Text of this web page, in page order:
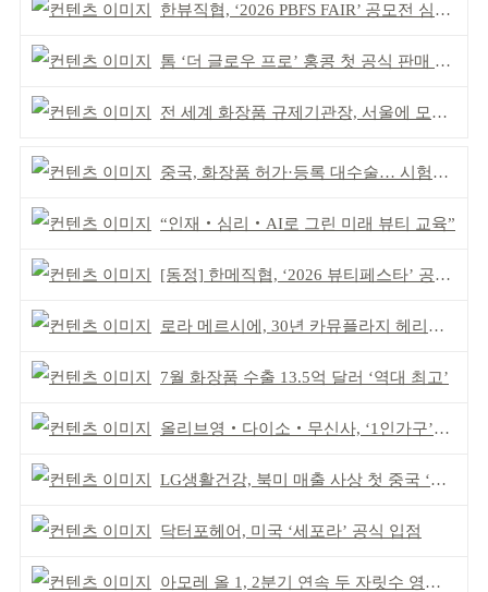
한뷰직협, ‘2026 PBFS FAIR’ 공모전 심사 성료
톰 ‘더 글로우 프로’ 홍콩 첫 공식 판매 완판
전 세계 화장품 규제기관장, 서울에 모인다
중국, 화장품 허가·등록 대수술… 시험자료 공용 허용
“인재‧심리‧AI로 그린 미래 뷰티 교육”
[동정] 한메직협, ‘2026 뷰티페스타’ 공동 주최
로라 메르시에, 30년 카뮤플라지 헤리티지 담아
7월 화장품 수출 13.5억 달러 ‘역대 최고’
올리브영‧다이소‧무신사, ‘1인가구’가 이끈다
LG생활건강, 북미 매출 사상 첫 중국 ‘추월’
닥터포헤어, 미국 ‘세포라’ 공식 입점
아모레 올 1, 2분기 연속 두 자릿수 영업이익률 기록